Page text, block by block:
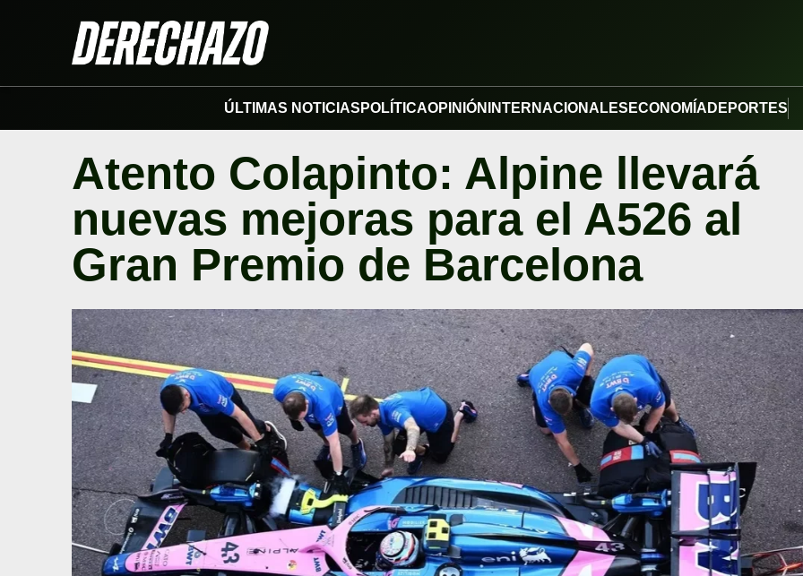
ÚLTIMAS NOTICIAS POLÍTICAOPINIÓN INTERNACIONALES ECONOMÍA DEPORTES
Atento Colapinto: Alpine llevará
nuevas mejoras para el A526 al
Gran Premio de Barcelona